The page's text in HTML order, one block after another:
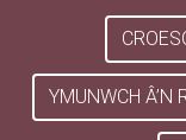
YMUNWCH Â’N